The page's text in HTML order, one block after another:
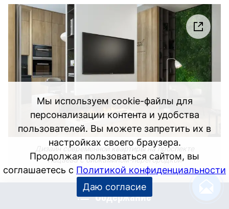
Дизайн современной квартиры на проспекте
Пацаева с биокамином-перегородкой
Содержание
Мы используем cookie-файлы для
персонализации контента и удобства
пользователей. Вы можете запретить их в
настройках своего браузера.
Продолжая пользоваться сайтом, вы
соглашаетесь с Политикой конфиденциальности
Даю согласие